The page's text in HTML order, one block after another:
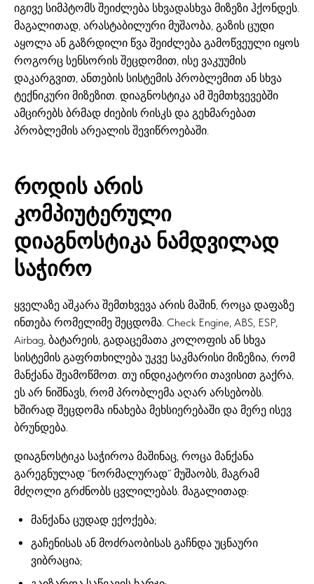
იგივე სიმპტომს შეიძლება სხვადასხვა მიზეზი ჰქონდეს.
მაგალითად, არასტაბილური მუშაობა, გაზის ცუდი
აყოლა ან გაზრდილი წვა შეიძლება გამოწვეული იყოს
როგორც სენსორის შეცდომით, ისე ვაკუუმის
დაკარგვით, ანთების სისტემის პრობლემით ან სხვა
ტექნიკური მიზეზით. დიაგნოსტიკა ამ შემთხვევებში
ამცირებს ბრმად ძიების რისკს და გეხმარებათ
პრობლემის არეალის შევიწროებაში.
როდის არის
კომპიუტერული
დიაგნოსტიკა ნამდვილად
საჭირო
ყველაზე აშკარა შემთხვევა არის მაშინ, როცა დაფაზე
ინთება რომელიმე შეცდომა. Check Engine, ABS, ESP,
Airbag, ბატარეის, გადაცემათა კოლოფის ან სხვა
სისტემის გაფრთხილება უკვე საკმარისი მიზეზია, რომ
მანქანა შეამოწმოთ. თუ ინდიკატორი თავისით გაქრა,
ეს არ ნიშნავს, რომ პრობლემა აღარ არსებობს.
ხშირად შეცდომა ინახება მეხსიერებაში და მერე ისევ
ბრუნდება.
დიაგნოსტიკა საჭიროა მაშინაც, როცა მანქანა
გარეგნულად “ნორმალურად” მუშაობს, მაგრამ
მძღოლი გრძნობს ცვლილებას. მაგალითად:
მანქანა ცუდად ექოქება;
გაჩენისას ან მოძრაობისას გაჩნდა უცნაური
ვიბრაცია;